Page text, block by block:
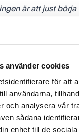
använder cookies
för att
användarna,
och analysera vår
sådana
enhet till de
är att just börja
fundera på sin
medan andra
till exempel
lakan men har
krävs